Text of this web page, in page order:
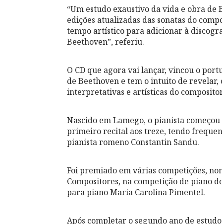
“Um estudo exaustivo da vida e obra de
edições atualizadas das sonatas do
tempo artístico para adicionar à
Beethoven”, referiu.
O CD que agora vai lançar, vincou o
de Beethoven e tem o intuito de
interpretativas e artísticas do
Nascido em Lamego, o pianista
primeiro recital aos treze, tendo
pianista romeno Constantin Sandu.
Foi premiado em várias competições,
Compositores, na competição de piano
para piano Maria Carolina Pimentel.
Após completar o segundo ano de